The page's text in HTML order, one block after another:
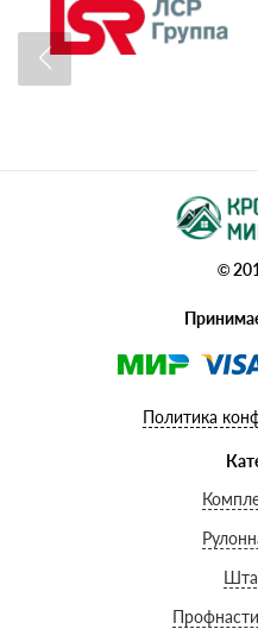
©
Политика